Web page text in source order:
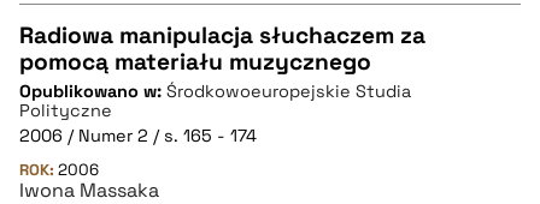
CZYSTY TEKST
pobierz cytat
Radiowa manipulacja słuchaczem za
pomocą materiału muzycznego
Opublikowano w: Środkowoeuropejskie Studia
Polityczne
2006 / Numer 2 / s. 165 - 174
ROK: 2006
Iwona Massaka